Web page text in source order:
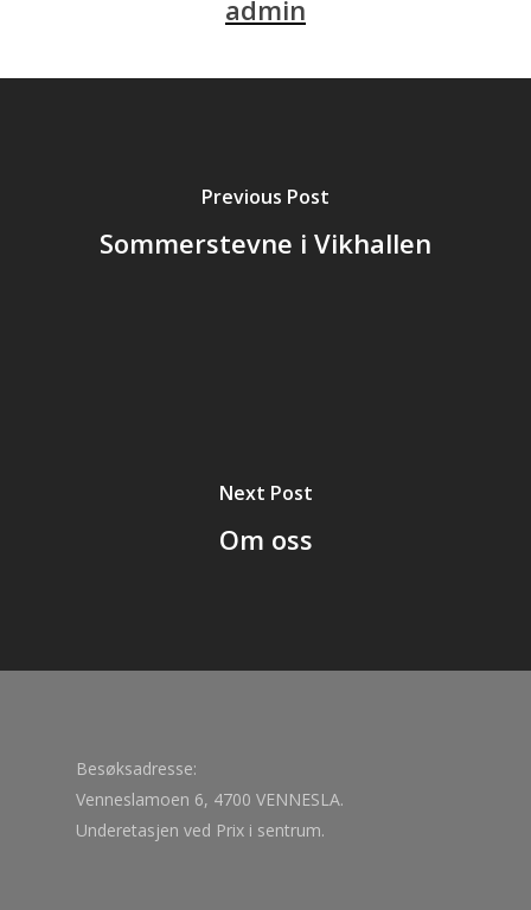
admin
Previous Post
Sommerstevne i Vikhallen
Next Post
Om oss
Besøksadresse:
Venneslamoen 6, 4700 VENNESLA.
Underetasjen ved Prix i sentrum.